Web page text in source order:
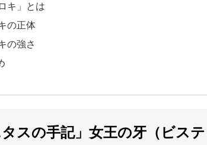
ロキ」とは
の正体
の強さ
タスの手記」女王の牙（ビス